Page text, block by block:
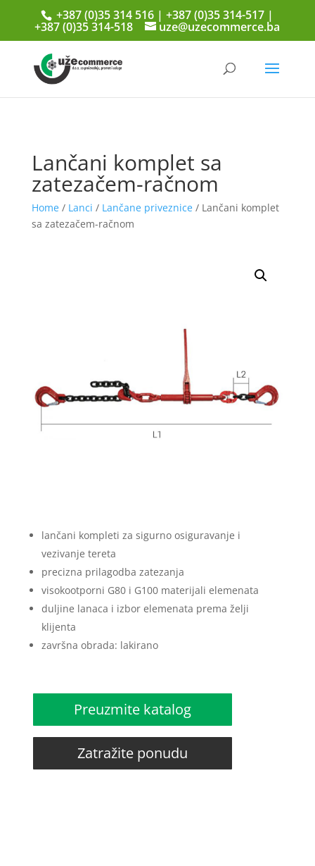
+387 (0)35 314 516 | +387 (0)35 314-517 |
+387 (0)35 314-518 uze@uzecommerce.ba
Lančani komplet sa
zatezačem-račnom
Home/ Lanci / Lančane priveznice/ Lančani komplet
sa zatezačem-račnom
lančani kompleti za sigurno osiguravanje i
vezivanje tereta
precizna prilagodba zatezanja
visokootporni G80 i G100 materijali elemenata
duljine lanaca i izbor elemenata prema želji
klijenta
završna obrada: lakirano
Preuzmite katalog
Zatražite ponudu